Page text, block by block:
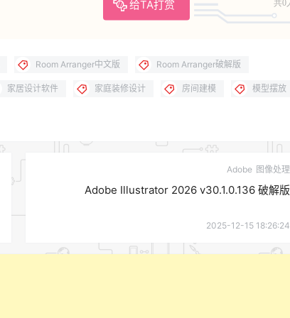
给TA打赏 共0
Room Arranger中文版 Room Arranger破解版
家居设计软件 家庭装修设计 房间建模 模型摆放
Adobe 图像处理
Adobe Illustrator 2026 v30.1.0.136 破解版
2025-12-15 18:26:24